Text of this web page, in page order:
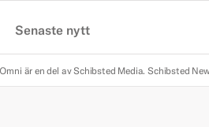
Senaste nytt
Omni är en del av Schibsted Media. Schibsted